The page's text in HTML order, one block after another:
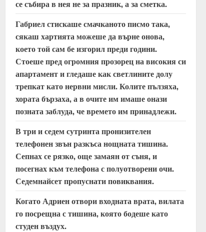
се събира в нея не за празник, а за сметка.
Габриел стискаше смачканото писмо така,
сякаш хартията можеше да върне онова,
което той сам бе изгорил преди години.
Стоеше пред огромния прозорец на високия си
апартамент и гледаше как светлините долу
трепкат като нервни мисли. Колите пълзяха,
хората бързаха, а в очите им имаше онази
позната заблуда, че времето им принадлежи.
В три и седем сутринта пронизителен
телефонен звън разкъса нощната тишина.
Сепнах се рязко, още замаян от съня, и
посегнах към телефона с полуотворени очи.
Седемнайсет пропуснати повиквания.
Когато Адриен отвори входната врата, вилата
го посрещна с тишина, която бодеше като
студен въздух.